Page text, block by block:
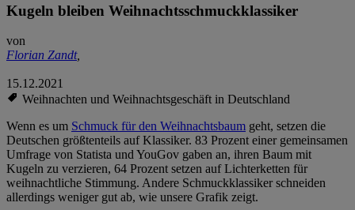
Kugeln bleiben Weihnachtsschmuckklassiker
von
Florian Zandt,
15.12.2021
Weihnachten und Weihnachtsgeschäft in Deutschland
Wenn es um Schmuck für den Weihnachtsbaum geht, setzen die
Deutschen größtenteils auf Klassiker. 83 Prozent einer gemeinsamen
Umfrage von Statista und YouGov gaben an, ihren Baum mit
Kugeln zu verzieren, 64 Prozent setzen auf Lichterketten für
weihnachtliche Stimmung. Andere Schmuckklassiker schneiden
allerdings weniger gut ab, wie unsere Grafik zeigt.